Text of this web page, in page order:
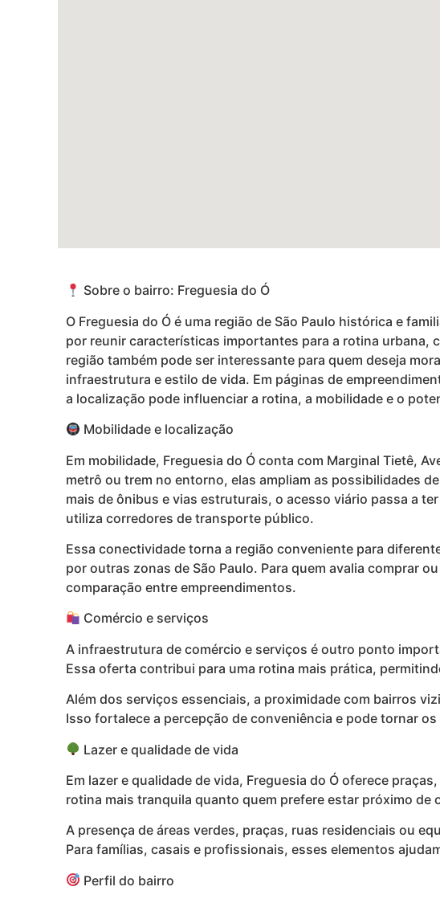
Sobre o bairro: Freguesia do Ó
O Freguesia do Ó é uma região de São Paulo histórica e
por reunir características importantes para a rotina urbana,
região também pode ser interessante para quem deseja
infraestrutura e estilo de vida. Em páginas de
a localização pode influenciar a rotina, a mobilidade e o
Mobilidade e localização
Em mobilidade, Freguesia do Ó conta com Marginal Tietê,
metrô ou trem no entorno, elas ampliam as possibilidades
mais de ônibus e vias estruturais, o acesso viário passa a
utiliza corredores de transporte público.
Essa conectividade torna a região conveniente para
por outras zonas de São Paulo. Para quem avalia comprar
comparação entre empreendimentos.
Comércio e serviços
A infraestrutura de comércio e serviços é outro ponto
Essa oferta contribui para uma rotina mais prática,
Além dos serviços essenciais, a proximidade com bairros
Isso fortalece a percepção de conveniência e pode tornar
Lazer e qualidade de vida
Em lazer e qualidade de vida, Freguesia do Ó oferece
rotina mais tranquila quanto quem prefere estar próximo
A presença de áreas verdes, praças, ruas residenciais ou
Para famílias, casais e profissionais, esses elementos
Perfil do bairro